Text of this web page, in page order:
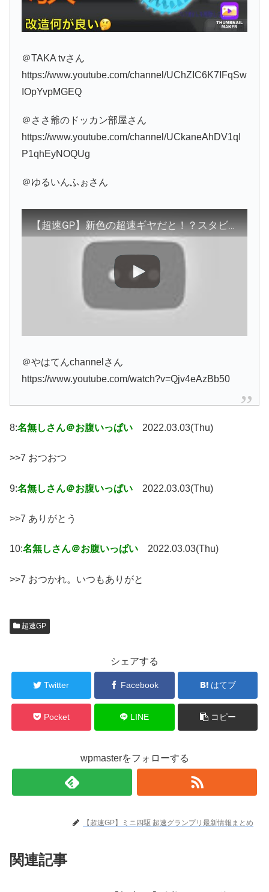
＠TAKA tvさん
https://www.youtube.com/channel/UChZIC6K7IFqSw
IOpYvpMGEQ
＠ささ爺のドッカン部屋さん
https://www.youtube.com/channel/UCkaneAhDV1qI
P1qhEyNOQUg
＠ゆるいんふぉさん
【超速GP】新色の超速ギヤだと！？スタビも重いしGPチップも再販！神速フェス新商品紹介2022.02.25【ミニ四駆超速グランプリ】
＠やはてんchannelさん
https://www.youtube.com/watch?v=Qjv4eAzBb50
8:名無しさん＠お腹いっぱい 2022.03.03(Thu)
>>7 おつおつ
9:名無しさん＠お腹いっぱい 2022.03.03(Thu)
>>7 ありがとう
10:名無しさん＠お腹いっぱい 2022.03.03(Thu)
>>7 おつかれ。いつもありがと
超速GP
シェアする
Twitter Facebook はてブ
Pocket LINE コピー
wpmasterをフォローする
【超速GP】ミニ四駆 超速グランプリ最新情報まとめ
関連記事